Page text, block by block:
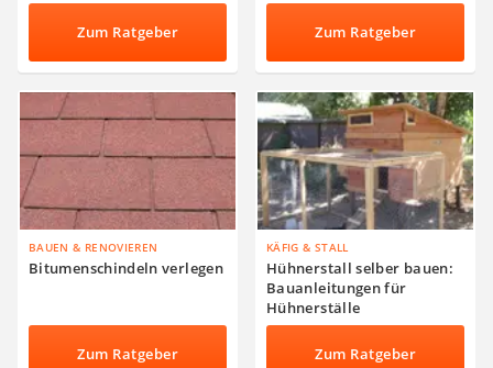
Zum Ratgeber Zum Ratgeber
BAUEN & RENOVIEREN
Bitumenschindeln verlegen
Zum Ratgeber
KÄFIG & STALL
Hühnerstall selber bauen:
Bauanleitungen für
Hühnerställe
Zum Ratgeber